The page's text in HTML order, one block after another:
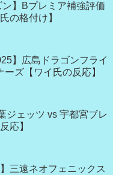
ン】Bプレミア補強評価
の格付け】
】広島ドラゴンフライ
ズ【ワイ氏の反応】
ジェッツ vs 宇都宮ブレ
応】
三遠ネオフェニックス